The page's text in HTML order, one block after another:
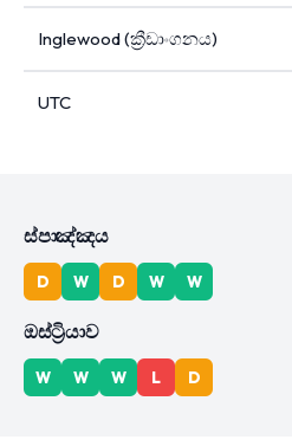
Inglewood (ක්‍රීඩාංගනය)
UTC
ස්පාඤ්ඤය
D W D W W
ඔස්ට්‍රියාව
W W W L D